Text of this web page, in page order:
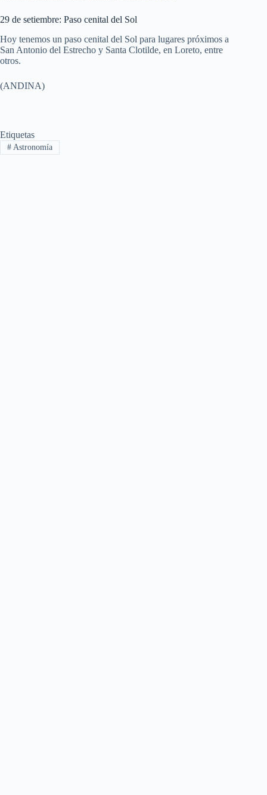
29 de setiembre: Paso cenital del Sol
Hoy tenemos un paso cenital del Sol para lugares próximos a
San Antonio del Estrecho y Santa Clotilde, en Loreto, entre
otros.
(ANDINA)
Etiquetas
#Astronomía